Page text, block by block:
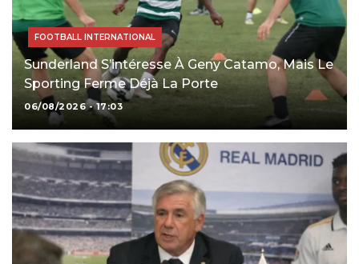
FOOTBALL INTERNATIONAL
Sunderland S’intéresse À Geny Catamo, Mais Le
Sporting Ferme Déjà La Porte
06/08/2026 - 17:03